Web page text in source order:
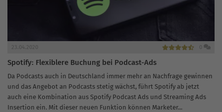
23.04.2020 0
Spotify: Flexiblere Buchung bei Podcast-Ads
Da Podcasts auch in Deutschland immer mehr an Nachfrage gewinnen
und das Angebot an Podcasts stetig wächst, führt Spotify ab jetzt
auch eine Kombination aus Spotify Podcast Ads und Streaming Ads
Insertion ein. Mit dieser neuen Funktion können Marketer...